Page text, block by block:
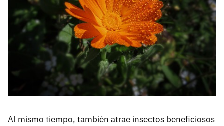
Al mismo tiempo, también atrae insectos beneficiosos